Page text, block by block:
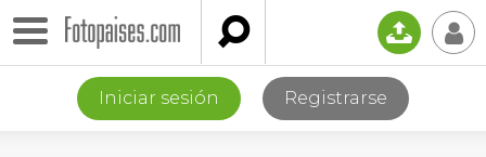
 📤 👤
Iniciar sesión Registrarse